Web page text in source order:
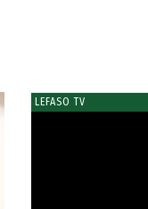
LEFASO TV